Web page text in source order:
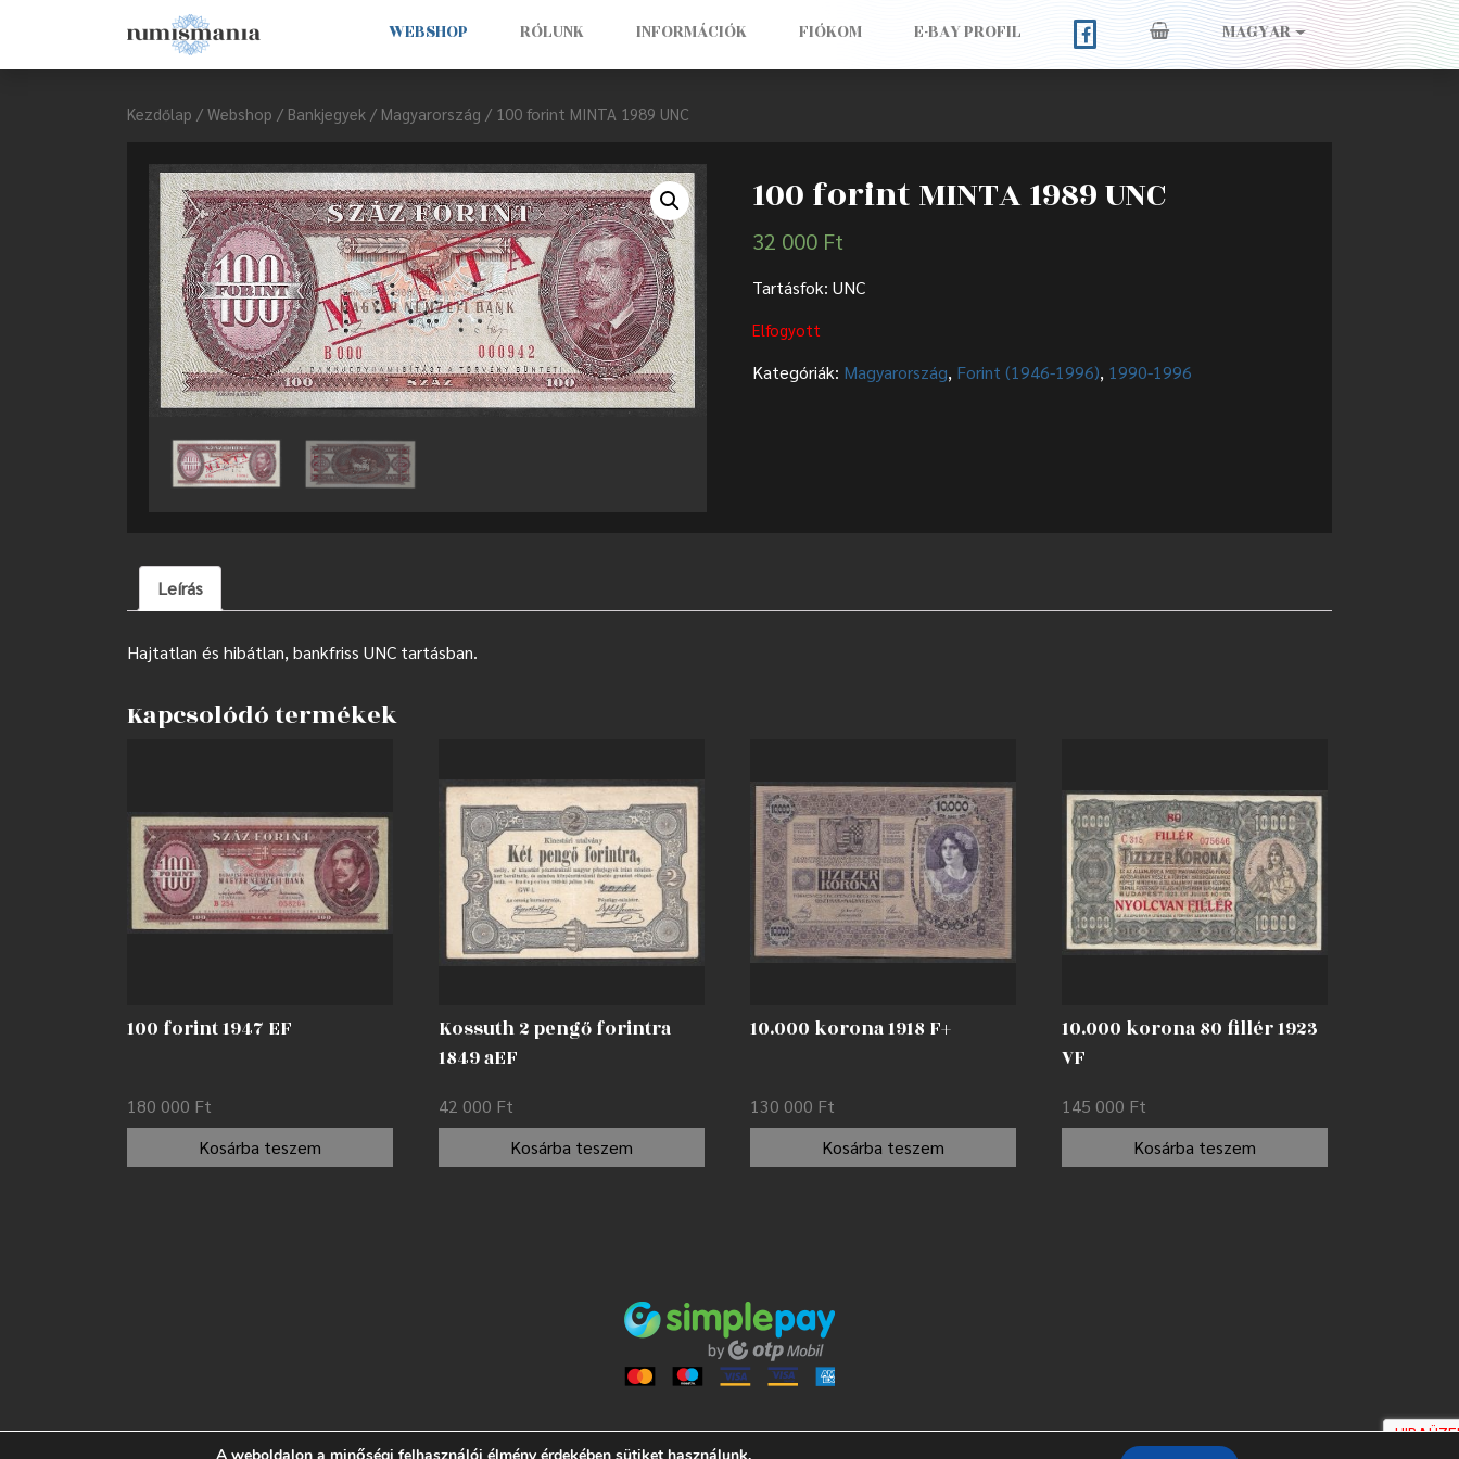
WEBSHOP RÓLUNK INFORMÁCIÓK FIÓKOM E-BAY PROFIL MAGYAR
Kezdőlap / Webshop / Bankjegyek / Magyarország / 100 forint MINTA 1989 UNC
100 forint MINTA 1989 UNC
32 000 Ft
Tartásfok: UNC
Elfogyott
Kategóriák: Magyarország, Forint (1946-1996), 1990-1996
Leírás
Hajtatlan és hibátlan, bankfriss UNC tartásban.
Kapcsolódó termékek
100 forint 1947 EF
180 000 Ft
Kosárba teszem
Kossuth 2 pengő forintra
1849 aEF
42 000 Ft
Kosárba teszem
10.000 korona 1918 F+
130 000 Ft
Kosárba teszem
10.000 korona 80 fillér 1923
VF
145 000 Ft
Kosárba teszem